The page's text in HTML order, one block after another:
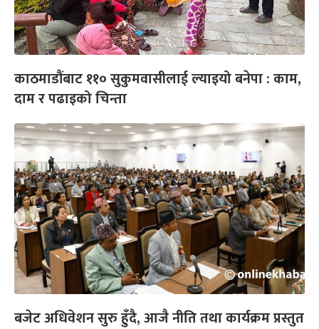
काठमाडौंबाट ११० सुकुमवासीलाई ल्याइयो बनेपा : काम,
दाम र पढाइको चिन्ता
बजेट अधिवेशन सुरु हुँदै, आजै नीति तथा कार्यक्रम प्रस्तुत